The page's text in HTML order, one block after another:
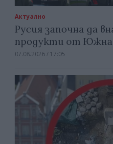
Актуално
Русия започна да
продукти от Южна
07.08.2026 / 17:05